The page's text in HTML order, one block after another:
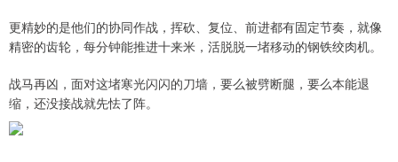
更精妙的是他们的协同作战，挥砍、复位、前进都有固定节奏，就像
精密的齿轮，每分钟能推进十来米，活脱脱一堵移动的钢铁绞肉机。
战马再凶，面对这堵寒光闪闪的刀墙，要么被劈断腿，要么本能退
缩，还没接战就先怯了阵。